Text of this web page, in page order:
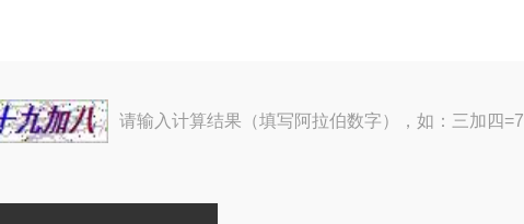
请输入计算结果（填写阿拉伯数字），如：三加四=7